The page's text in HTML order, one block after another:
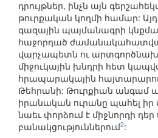
դրույթներ, ինչն այն
թուրքական կողմի համար: Այդ
գազային պայմանագրի
հաջորդած
վարչապետն ու
միջուկային խնդրի հետ
հրապարակային
Թեհրանի: Թուրքիան անգամ
իրանական ուրանը պահել իր
նաեւ փորձում է միջնորդի
բանակցություններում2: